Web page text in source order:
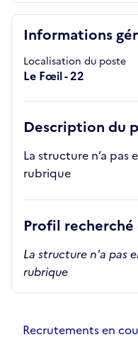
Informations
Localisation du poste
Le Fœil - 22
Description du
La structure n’a pas
rubrique
Profil
La structure n'a pas
rubrique
Recrutements en